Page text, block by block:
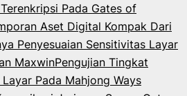
Pada Gates of
Aset Digital Kompak Dari
Penyesuaian Sensitivitas Layar
MaxwinPengujian Tingkat
Pada Mahjong Ways